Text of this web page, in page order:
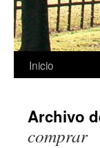
Saltar
contenido
Inicio
Archivo
comprar